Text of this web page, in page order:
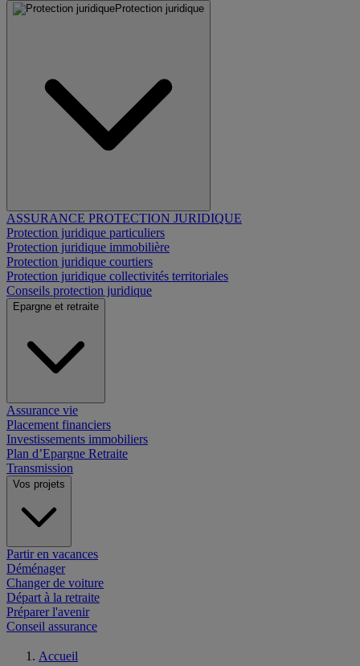
Protection juridique
ASSURANCE PROTECTION JURIDIQUE
Protection juridique particuliers
Protection juridique immobilière
Protection juridique courtiers
Protection juridique collectivités territoriales
Conseils protection juridique
Epargne et retraite
Assurance vie
Placement financiers
Investissements immobiliers
Plan d’Epargne Retraite
Transmission
Vos projets
Partir en vacances
Déménager
Changer de voiture
Départ à la retraite
Préparer l'avenir
Conseil assurance
Accueil